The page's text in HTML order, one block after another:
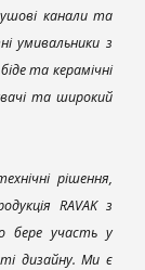
канали та
умивальники з
та керамічні
та широкий
рішення,
RAVAK з
бере участь у
дизайну. Ми є